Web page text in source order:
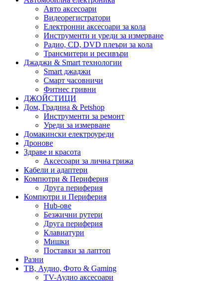
Авто аксесоари
Видеорегистратори
Електронни аксесоари за кола
Инструменти и уреди за измерване
Радио, CD, DVD плеъри за кола
Трансмитери и ресивъри
Джаджи & Smart технологии
Smart джаджи
Смарт часовничи
Фитнес гривни
ДЖОЙСТИЦИ
Дом, Градина & Petshop
Инструменти за ремонт
Уреди за измерване
Домакински електроуреди
Дронове
Здраве и красота
Аксесоари за лична грижа
Кабели и адаптери
Компютри & Периферия
Друга периферия
Компютри и Периферия
Hub-ове
Безжични рутери
Друга периферия
Клавиатури
Мишки
Поставки за лаптоп
Разни
ТВ, Аудио, Фото & Gaming
TV-Аудио аксесоари